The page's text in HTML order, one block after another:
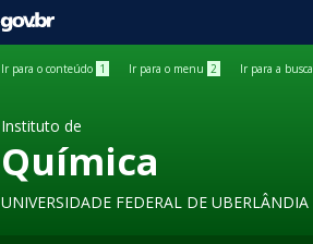
GOVBR
Ir para o conteúdo 1 Ir para o menu 2 Ir para a busca
Instituto de
Química
UNIVERSIDADE FEDERAL DE UBERLÂNDIA